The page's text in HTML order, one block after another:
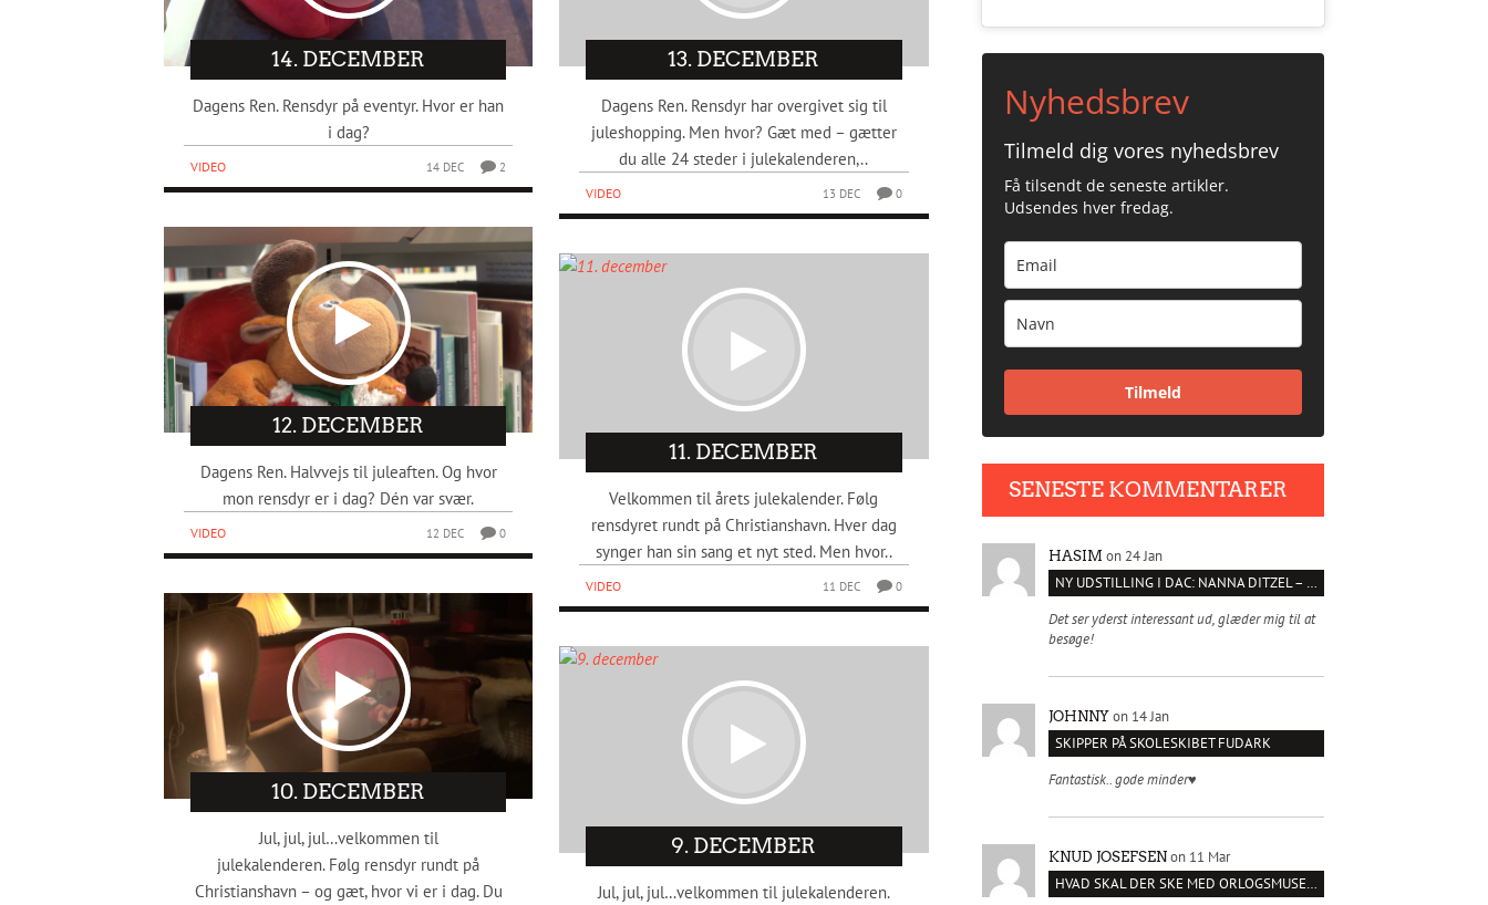
14. DECEMBER
Dagens Ren. Rensdyr på eventyr. Hvor er han
i dag?
VIDEO 14 DEC 2
12. DECEMBER
Dagens Ren. Halvvejs til juleaften. Og hvor
mon rensdyr er i dag? Dén var svær.
VIDEO 12 DEC 0
10. DECEMBER
Jul, jul, jul…velkommen til
julekalenderen. Følg rensdyr rundt på
Christianshavn – og gæt, hvor vi er i dag. Du
13. DECEMBER
Dagens Ren. Rensdyr har overgivet sig til
juleshopping. Men hvor? Gæt med – gætter
du alle 24 steder i julekalenderen,..
VIDEO 13 DEC 0
11. DECEMBER
Velkommen til årets julekalender. Følg
rensdyret rundt på Christianshavn. Hver dag
synger han sin sang et nyt sted. Men hvor..
VIDEO 11 DEC 0
9. DECEMBER
Jul, jul, jul…velkommen til julekalenderen.
Nyhedsbrev
Tilmeld dig vores nyhedsbrev
Få tilsendt de seneste artikler.
Udsendes hver fredag.
Tilmeld
SENESTE KOMMENTARER
HASIM on 24 Jan
NY UDSTILLING I DAC: NANNA DITZEL – SÆT KROPPEN FRI
Det ser yderst interessant ud, glæder mig til at
besøge!
JOHNNY on 14 Jan
SKIPPER PÅ SKOLESKIBET FUDARK
Fantastisk.. gode minder♥️
KNUD JOSEFSEN on 11 Mar
HVAD SKAL DER SKE MED ORLOGSMUSEET?